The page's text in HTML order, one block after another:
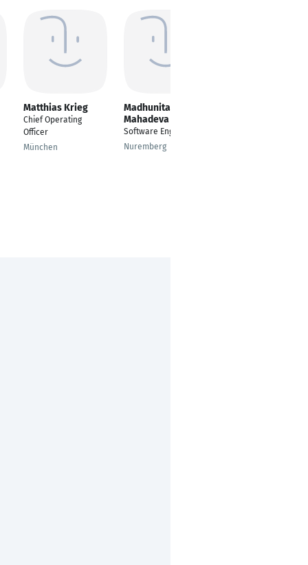
Matthias Krieg
Chief Operating
Officer
München
Madhunita
Mahadeva
Software Engineer
Nuremberg